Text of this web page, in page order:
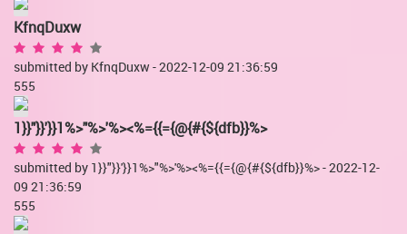
KfnqDuxw
submitted by KfnqDuxw - 2022-12-09 21:36:59
555
1}}"}}'}}1%>"%>'%><%={{={@{#{${dfb}}%>
submitted by 1}}"}}'}}1%>"%>'%><%={{={@{#{${dfb}}%> - 2022-12-
09 21:36:59
555